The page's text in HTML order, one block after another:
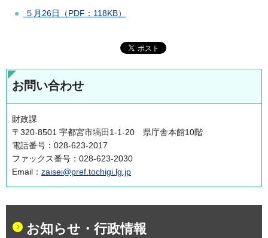
５月26日（PDF：118KB）
お問い合わせ
財政課
〒320-8501 宇都宮市塙田1-1-20 県庁舎本館10階
電話番号：028-623-2017
ファックス番号：028-623-2030
Email： zaisei@pref.tochigi.lg.jp
お知らせ・行政情報